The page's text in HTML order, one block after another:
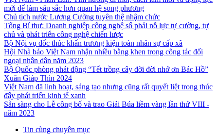
mới để làm sâu sắc hơn quan hệ song phương
Chủ tịch nước Lương Cường tuyên thệ nhậm chức
Tổng Bí thư: Doanh nghiệp công nghệ số phải nỗ lực tự cường, tự
chủ và phát triển công nghệ chiến lược
Bộ Nội vụ đốc thúc khẩn trương kiện toàn nhân sự cấp xã
Hội Nhà báo Việt Nam nhận nhiều bằng khen trong công tác đối
ngoại nhân dân năm 2023
Bộ Quốc phòng phát động “Tết trồng cây đời đời nhớ ơn Bác Hồ”
Xuân Giáp Thìn 2024
Việt Nam đã linh hoạt, sáng tạo nhưng cũng rất quyết liệt trong thúc
đẩy phát triển kinh tế xanh
Sẵn sàng cho Lễ công bố và trao Giải Búa liềm vàng lần thứ VIII -
năm 2023
Tin cùng chuyên mục